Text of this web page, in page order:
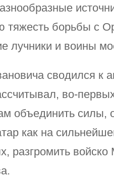
тяжесть борьбы с
лучники и воины
сводился к
во-
объединить силы,
как на
разгромить